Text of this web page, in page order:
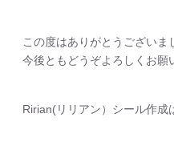
この度はありがとうございま
今後ともどうぞよろしくお願
Ririan(リリアン）シール作